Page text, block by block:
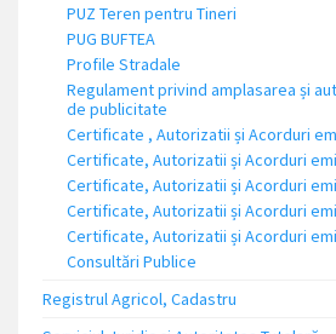
PUZ Teren pentru Tineri
PUG BUFTEA
Profile Stradale
Regulament privind amplasarea și
de publicitate
Certificate , Autorizatii și Acorduri
Certificate, Autorizatii și Acorduri
Certificate, Autorizatii și Acorduri
Certificate, Autorizatii și Acorduri
Certificate, Autorizatii și Acorduri
Consultări Publice
Registrul Agricol, Cadastru